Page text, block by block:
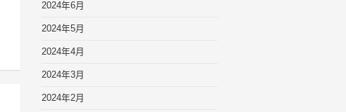
2024年6月
2024年5月
2024年4月
2024年3月
2024年2月